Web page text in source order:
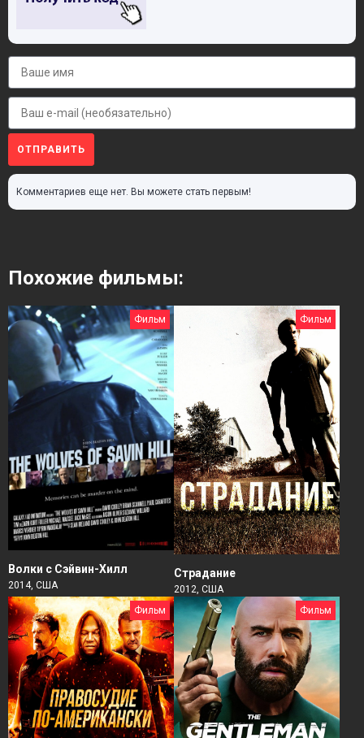
ОТПРАВИТЬ
Комментариев еще нет. Вы можете стать первым!
Похожие фильмы:
Фильм
Волки с Сэйвин-Хилл
2014, США
Фильм
Страдание
2012, США
Фильм
Фильм